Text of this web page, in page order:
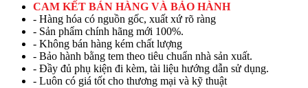
CAM KẾT BÁN HÀNG VÀ BẢO HÀNH
- Hàng hóa có nguồn gốc, xuất xứ rõ ràng
- Sản phẩm chính hãng mới 100%.
- Không bán hàng kém chất lượng
- Bảo hành bằng tem theo tiêu chuẩn nhà sản xuất.
- Đầy đủ phụ kiện đi kèm, tài liệu hướng dẫn sử dụng.
- Luôn có giá tốt cho thương mại và kỹ thuật